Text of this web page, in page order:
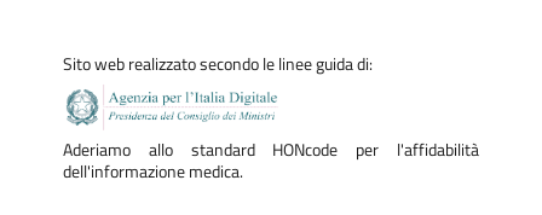
Sito web realizzato secondo le linee guida di:
Aderiamo allo standard HONcode per l'affidabilità
dell'informazione medica.